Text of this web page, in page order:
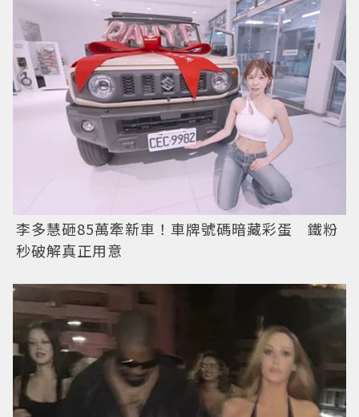
李多慧砸85萬牽新車！車牌號碼暗藏彩蛋 鐵粉
秒破解真正用意